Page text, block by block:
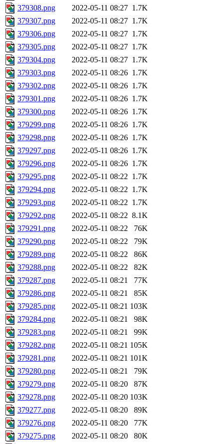
379308.png
2022-05-11 08:27 1.7K
379307.png
2022-05-11 08:27 1.7K
379306.png
2022-05-11 08:27 1.7K
379305.png
2022-05-11 08:27 1.7K
379304.png
2022-05-11 08:27 1.7K
379303.png
2022-05-11 08:26 1.7K
379302.png
2022-05-11 08:26 1.7K
379301.png
2022-05-11 08:26 1.7K
379300.png
2022-05-11 08:26 1.7K
379299.png
2022-05-11 08:26 1.7K
379298.png
2022-05-11 08:26 1.7K
379297.png
2022-05-11 08:26 1.7K
379296.png
2022-05-11 08:26 1.7K
379295.png
2022-05-11 08:22 1.7K
379294.png
2022-05-11 08:22 1.7K
379293.png
2022-05-11 08:22 1.7K
379292.png
2022-05-11 08:22 8.1K
379291.png
2022-05-11 08:22
76K
379290.png
2022-05-11 08:22
79K
379289.png
2022-05-11 08:22
86K
379288.png
2022-05-11 08:22
82K
379287.png
2022-05-11 08:21
77K
379286.png
2022-05-11 08:21
85K
379285.png
2022-05-11 08:21 103K
379284.png
2022-05-11 08:21
98K
379283.png
2022-05-11 08:21
99K
379282.png
2022-05-11 08:21 105K
379281.png
2022-05-11 08:21 101K
379280.png
2022-05-11 08:21
79K
379279.png
2022-05-11 08:20
87K
379278.png
2022-05-11 08:20 103K
379277.png
2022-05-11 08:20
89K
379276.png
2022-05-11 08:20
77K
379275.png
2022-05-11 08:20
80K